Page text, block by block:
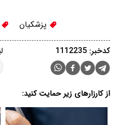
پزشکیان
کدخبر: 1112235
از کارزارهای زیر حمایت کنید: